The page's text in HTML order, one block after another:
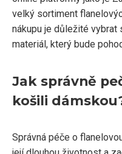
velký sortiment
nákupu je důležité
materiál, který bude
Jak správně
košili
Správná péče o